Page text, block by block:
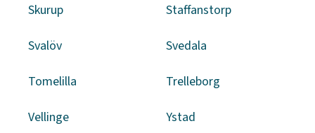
Skurup Staffanstorp
Svalöv Svedala
Tomelilla Trelleborg
Vellinge Ystad